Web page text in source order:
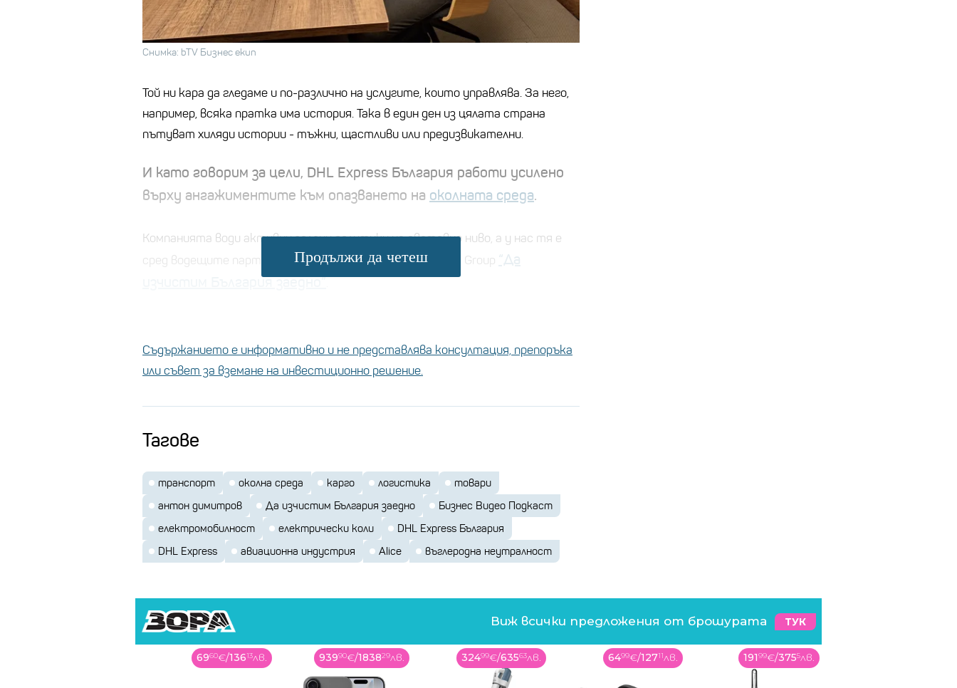
Снимка: bTV Бизнес екип
Той ни кара да гледаме и по-различно на услугите, които управлява. За него,
например, всяка пратка има история. Така в един ден из цялата страна
пътуват хиляди истории - тъжни, щастливи или предизвикателни.
И като говорим за цели, DHL Express България работи усилено
върху ангажиментите към опазването на околната среда.
Компанията води активни зелени политики на световно ниво, а у нас тя е
сред водещите партньори на инициативта на bTV Media Group “Да
изчистим България заедно”
Продължи да четеш
Съдържанието е информативно и не представлява консултация, препоръка
или съвет за вземане на инвестиционно решение.
Тагове
транспорт околна среда карго логистика
товари
антон димитров
Да изчистим България заедно
Бизнес Видео Подкаст
електромобилност
електрически коли
DHL Express България
DHL Express
авиационна индустрия Alice въглеродна неутралност
Виж всички предложения от брошурата ТУК
93990€/183829лв. 32499€/63563лв. 6499€/12711лв. 19199€/3755лв. 14999€/29336лв.